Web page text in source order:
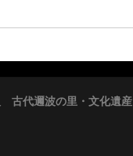
古代邇波の里・文化遺産